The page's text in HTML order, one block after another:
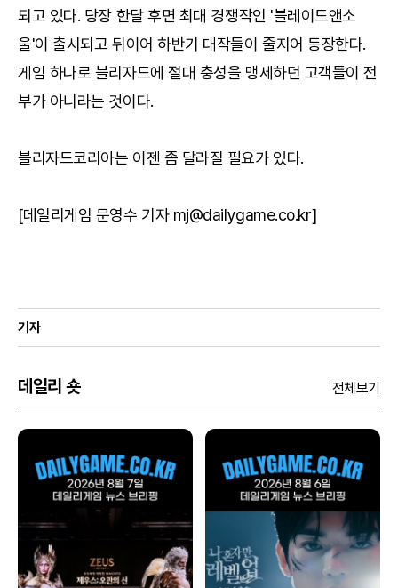
되고 있다. 당장 한달 후면 최대 경쟁작인 '블레이드앤소
울'이 출시되고 뒤이어 하반기 대작들이 줄지어 등장한다.
게임 하나로 블리자드에 절대 충성을 맹세하던 고객들이 전
부가 아니라는 것이다.
블리자드코리아는 이젠 좀 달라질 필요가 있다.
[데일리게임 문영수 기자 mj@dailygame.co.kr]
기자
데일리 숏 전체보기